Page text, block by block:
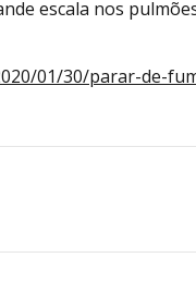
escala nos
01/30/parar-de-